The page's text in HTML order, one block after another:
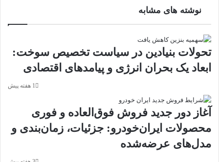
نوشته های مشابه
تحولات بنیادین در سیاست تخصیص سوخت:
ابعاد یک بحران انرژی و پیامدهای اقتصادی
1 هفته پیش
آغاز دور جدید فروش فوق‌العاده و فوری
محصولات ایران‌خودرو: جزئیات، زمان‌بندی و
مدل‌های عرضه‌شده